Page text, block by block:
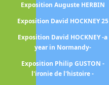
Exposition Auguste HERBIN
Exposition David HOCKNEY 25
Exposition David HOCKNEY -a
year in Normandy-
Exposition Philip GUSTON -
l'ironie de l'histoire -